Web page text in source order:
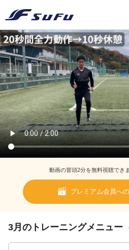
動画の冒頭2分を無料視聴でき
プレミアム会員へ
3月のトレーニングメニュー